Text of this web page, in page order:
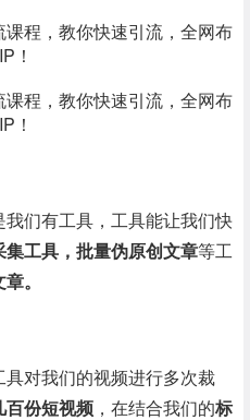
们有工具，工具能让我们快
集工具，批量伪原创文章等工
。
对我们的视频进行多次裁
百份短视频 ，在结合我们的标